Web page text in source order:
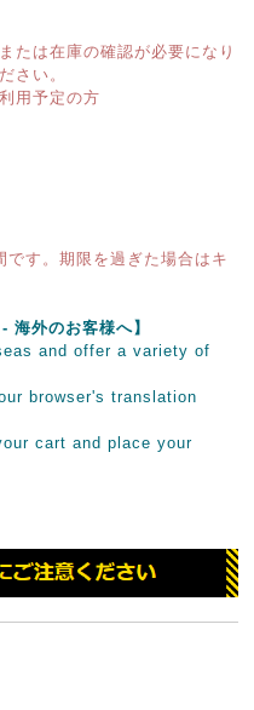
たは在庫の確認が必要になり
さい。
用予定の方
す。期限を過ぎた場合はキ
外のお客様へ】
and offer a variety of
browser's translation
cart and place your